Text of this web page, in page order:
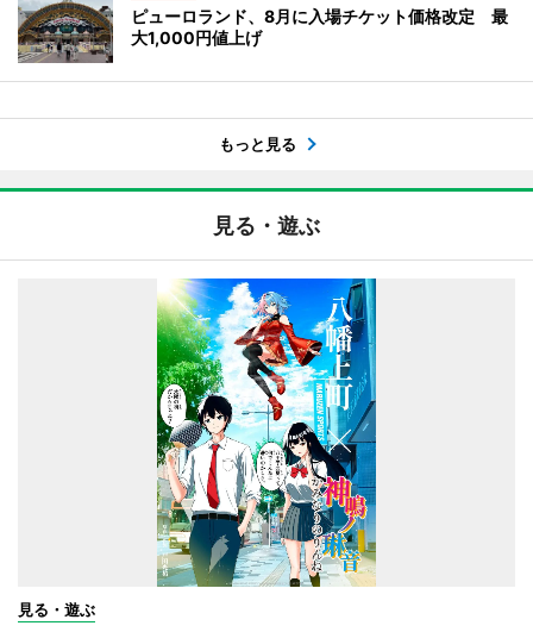
ピューロランド、8月に入場チケット価格改定 最
大1,000円値上げ
もっと見る
見る・遊ぶ
見る・遊ぶ